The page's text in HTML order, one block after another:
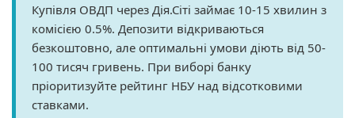
Купівля ОВДП через Дія.Сіті займає 10-15 хвилин з
комісією 0.5%. Депозити відкриваються
безкоштовно, але оптимальні умови діють від 50-
100 тисяч гривень. При виборі банку
пріоритизуйте рейтинг НБУ над відсотковими
ставками.